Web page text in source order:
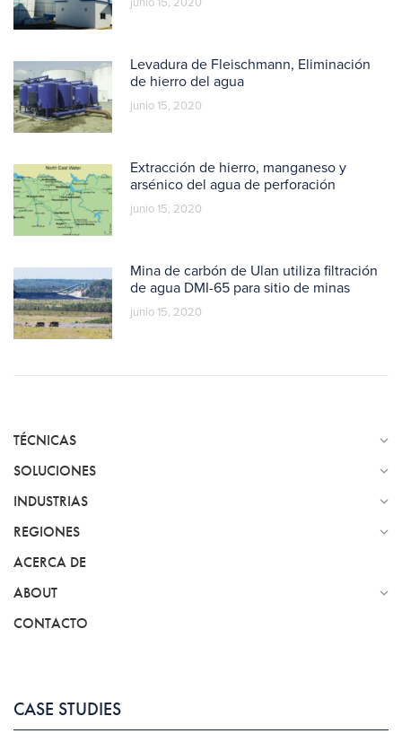
Levadura de Fleischmann, Eliminación
de hierro del agua
junio 15, 2020
Extracción de hierro, manganeso y
arsénico del agua de perforación
junio 15, 2020
Mina de carbón de Ulan utiliza filtración
de agua DMI-65 para sitio de minas
junio 15, 2020
TÉCNICAS
SOLUCIONES
INDUSTRIAS
REGIONES
ACERCA DE
ABOUT
CONTACTO
CASE STUDIES